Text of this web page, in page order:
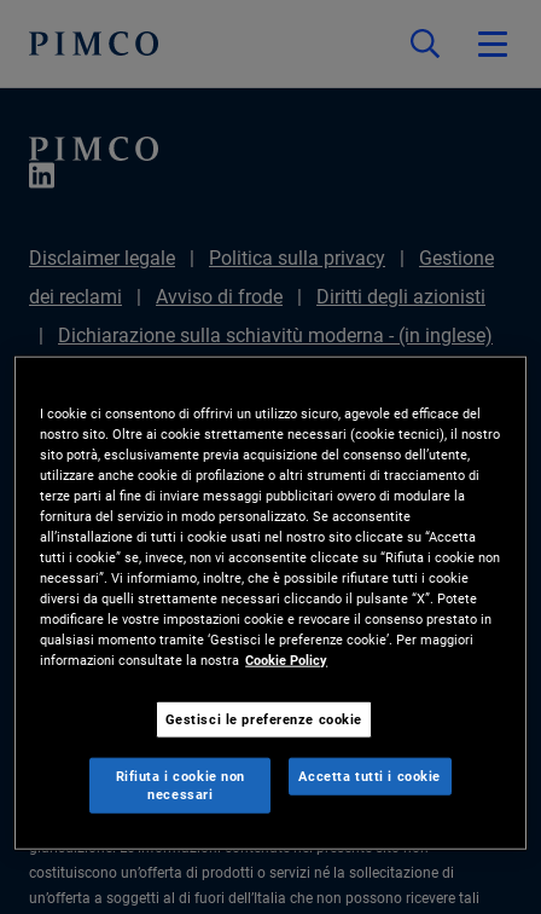
Disclaimer legale Politica sulla privacy
Gestione
dei reclami
Avviso di frode
Diritti degli azionisti
Dichiarazione sulla schiavitù moderna - (in inglese)
PAI Disclosure
Diritti degli investitori
Site Map
Gestisci le preferenze cookie
PIMCO ESG Rating
Methodology
Prima dell’adesione leggere il Prospetto e il Documento contenente le
informazioni chiave per l'investitore (KIID) disponibili presso i Collocatori.
Le informazioni nel presente sito sono rivolte solo a soggetti residenti in
Italia.
Tutto il materiale contenuto nel presente sito ha scopo meramente
informativo e non è da intendersi come una consulenza di investimento.
investitori dovrebbero rivolgersi a un consulente finanziario.
giurisdizione. Le informazioni contenute nel presente sito non
costituiscono un’offerta di prodotti o servizi né la sollecitazione di
un’offerta a soggetti al di fuori dell’Italia che non possono ricevere tali
I cookie ci consentono di offrirvi un utilizzo sicuro, agevole ed efficace del
nostro sito. Oltre ai cookie strettamente necessari (cookie tecnici), il nostro
sito potrà, esclusivamente previa acquisizione del consenso dell’utente,
utilizzare anche cookie di profilazione o altri strumenti di tracciamento di
terze parti al fine di inviare messaggi pubblicitari ovvero di modulare la
fornitura del servizio in modo personalizzato. Se acconsentite
all’installazione di tutti i cookie usati nel nostro sito cliccate su “Accetta
tutti i cookie” se, invece, non vi acconsentite cliccate su “Rifiuta i cookie non
necessari”. Vi informiamo, inoltre, che è possibile rifiutare tutti i cookie
diversi da quelli strettamente necessari cliccando il pulsante “X”. Potete
modificare le vostre impostazioni cookie e revocare il consenso prestato in
qualsiasi momento tramite ‘Gestisci le preferenze cookie’. Per maggiori
informazioni consultate la nostra Cookie Policy
Gestisci le preferenze cookie
Rifiuta i cookie non
necessari
Accetta tutti i cookie